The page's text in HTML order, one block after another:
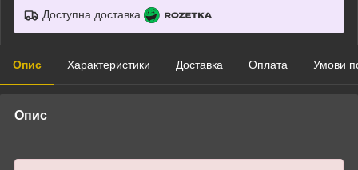
Доступна доставка
Опис Характеристики Доставка Оплата Умови
Опис